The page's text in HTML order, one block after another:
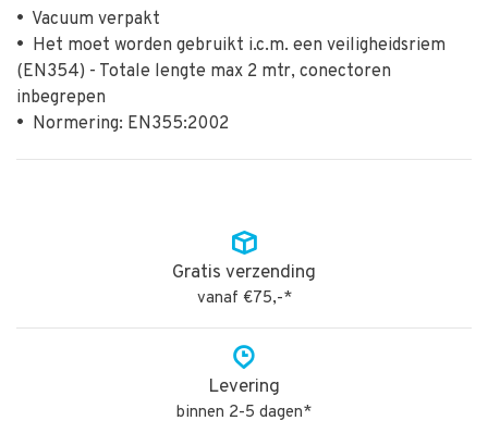
• Vacuum verpakt
• Het moet worden gebruikt i.c.m. een veiligheidsriem
(EN354) - Totale lengte max 2 mtr, conectoren
inbegrepen
• Normering: EN355:2002
Gratis verzending
vanaf €75,-*
Levering
binnen 2-5 dagen*